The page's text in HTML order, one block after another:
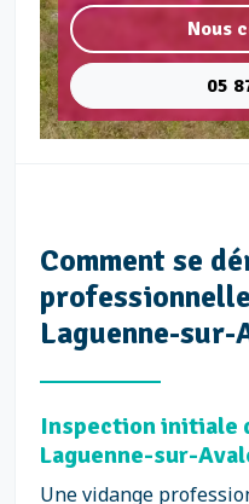
Nous
05
Comment se
Laguenne-sur-
Inspection initiale
Laguenne-sur-
Une vidange